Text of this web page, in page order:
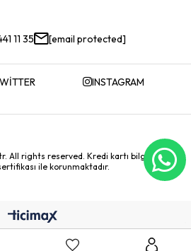
11 35 [email protected]
INSTAGRAM
All rights reserved. Kredi kartı bilgileriniz
ile korunmaktadır.